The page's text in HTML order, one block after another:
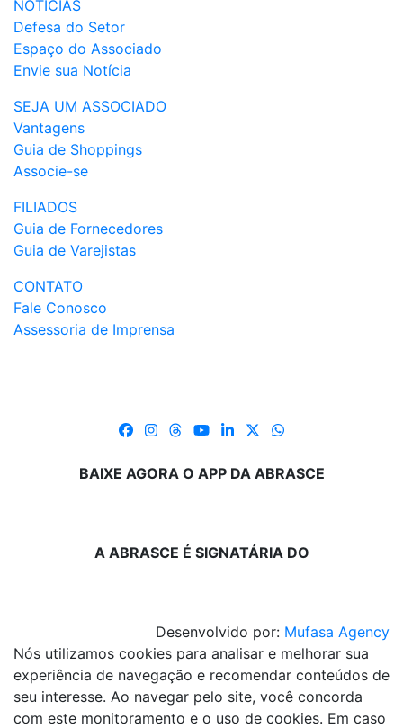
NOTÍCIAS
Defesa do Setor
Espaço do Associado
Envie sua Notícia
SEJA UM ASSOCIADO
Vantagens
Guia de Shoppings
Associe-se
FILIADOS
Guia de Fornecedores
Guia de Varejistas
CONTATO
Fale Conosco
Assessoria de Imprensa
BAIXE AGORA O APP DA ABRASCE
A ABRASCE É SIGNATÁRIA DO
Desenvolvido por: Mufasa Agency
Nós utilizamos cookies para analisar e melhorar sua
experiência de navegação e recomendar conteúdos de
seu interesse. Ao navegar pelo site, você concorda
com este monitoramento e o uso de cookies. Em caso